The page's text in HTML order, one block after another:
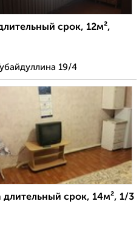
срок, 12м²,
19/4
срок, 14м², 1/3